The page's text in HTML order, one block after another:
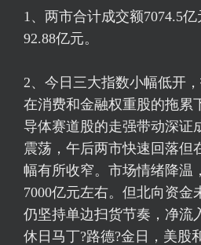
1、两市合计成交额7074.5
92.88亿元。
2、今日三大指数小幅低开
在消费和金融权重股的拖累
导体赛道股的走强带动深证
震荡，午后两市快速回落但
幅有所收窄。市场情绪降温
7000亿元左右。但北向资金
仍坚持单边扫货节奏，净流
休日马丁?路德?金日，美股